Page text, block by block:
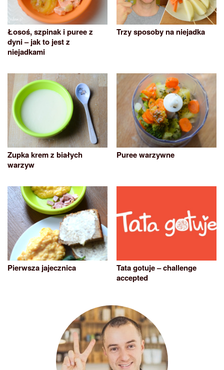
Łosoś, szpinak i puree z
dyni – jak to jest z
niejadkami
Trzy sposoby na niejadka
Zupka krem z białych
warzyw
Puree warzywne
Pierwsza jajecznica
Tata gotuje – challenge
accepted